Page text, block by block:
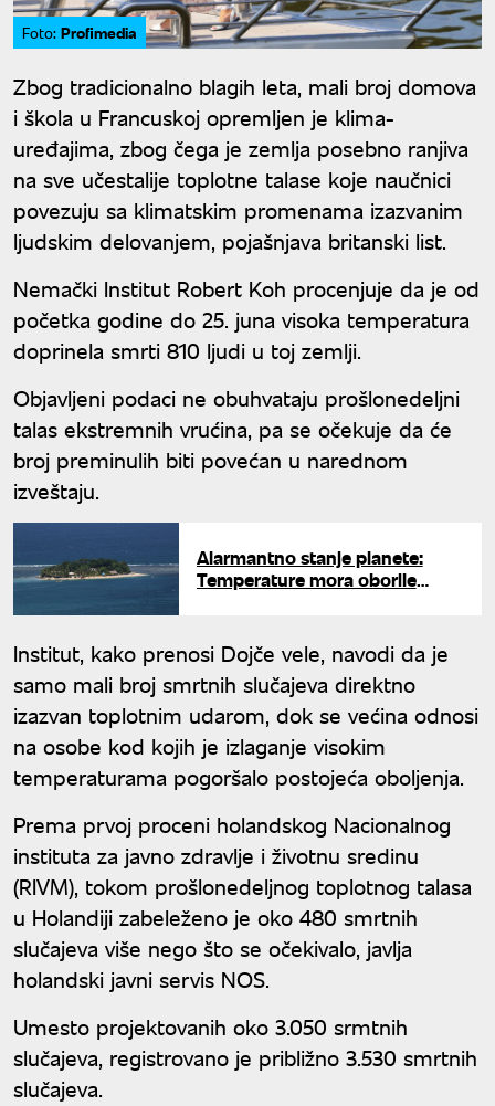
Foto: Profimedia
Zbog tradicionalno blagih leta, mali broj domova
i škola u Francuskoj opremljen je klima-
uređajima, zbog čega je zemlja posebno ranjiva
na sve učestalije toplotne talase koje naučnici
povezuju sa klimatskim promenama izazvanim
ljudskim delovanjem, pojašnjava britanski list.
Nemački Institut Robert Koh procenjuje da je od
početka godine do 25. juna visoka temperatura
doprinela smrti 810 ljudi u toj zemlji.
Objavljeni podaci ne obuhvataju prošlonedeljni
talas ekstremnih vrućina, pa se očekuje da će
broj preminulih biti povećan u narednom
izveštaju.
Alarmantno stanje planete:
Temperature mora oborile
Institut, kako prenosi Dojče vele, navodi da je
samo mali broj smrtnih slučajeva direktno
izazvan toplotnim udarom, dok se većina odnosi
na osobe kod kojih je izlaganje visokim
temperaturama pogoršalo postojeća oboljenja.
Prema prvoj proceni holandskog Nacionalnog
instituta za javno zdravlje i životnu sredinu
(RIVM), tokom prošlonedeljnog toplotnog talasa
u Holandiji zabeleženo je oko 480 smrtnih
slučajeva više nego što se očekivalo, javlja
holandski javni servis NOS.
Umesto projektovanih oko 3.050 srmtnih
slučajeva, registrovano je približno 3.530 smrtnih
slučajeva.